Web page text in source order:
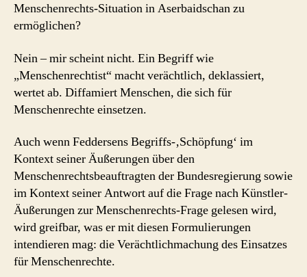
Menschenrechts-Situation in Aserbaidschan zu
ermöglichen?
Nein – mir scheint nicht. Ein Begriff wie
„Menschenrechtist“ macht verächtlich, deklassiert,
wertet ab. Diffamiert Menschen, die sich für
Menschenrechte einsetzen.
Auch wenn Feddersens Begriffs-‚Schöpfung‘ im
Kontext seiner Äußerungen über den
Menschenrechtsbeauftragten der Bundesregierung sowie
im Kontext seiner Antwort auf die Frage nach Künstler-
Äußerungen zur Menschenrechts-Frage gelesen wird,
wird greifbar, was er mit diesen Formulierungen
intendieren mag: die Verächtlichmachung des Einsatzes
für Menschenrechte.